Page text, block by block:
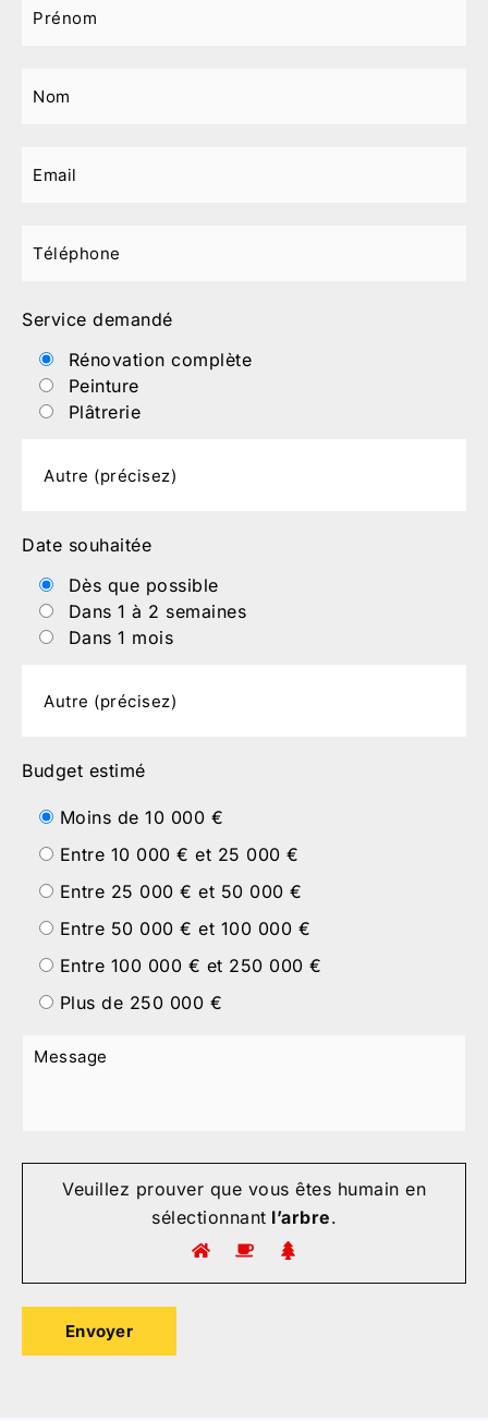
Service demandé
Rénovation complète
Peinture
Plâtrerie
Date souhaitée
Dès que possible
Dans 1 à 2 semaines
Dans 1 mois
Budget estimé
Moins de 10 000 €
Entre 10 000 € et 25 000 €
Entre 25 000 € et 50 000 €
Entre 50 000 € et 100 000 €
Entre 100 000 € et 250 000 €
Plus de 250 000 €
Veuillez prouver que vous êtes humain en
sélectionnant l’arbre.
Envoyer